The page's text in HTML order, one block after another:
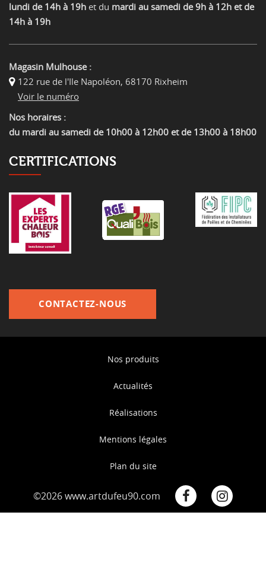
lundi de 14h à 19h et du mardi au samedi de 9h à 12h et de
14h à 19h
Magasin Mulhouse :
122 rue de l'Ile Napoléon, 68170 Rixheim
Voir le numéro
Nos horaires :
du mardi au samedi de 10h00 à 12h00 et de 13h00 à 18h00
CERTIFICATIONS
CONTACTEZ-NOUS
Nos produits
Actualités
Réalisations
Mentions légales
Plan du site
©2026 www.artdufeu90.com